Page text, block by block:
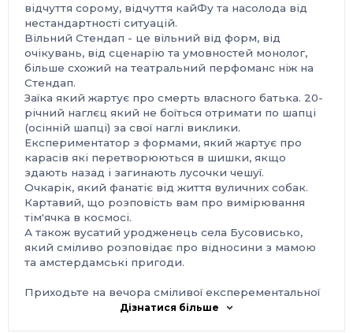
відчуття сорому, відчуття кайФу та насолода від
нестандартності ситуацій.
Вільний Стендап - це вільний від форм, від
очікувань, від сценарію та умовностей монолог,
більше схожий на театральний перфоманс ніж на
Стендап.
Заїка який жартує про смерть власного батька. 20-
річний наглєц який не боїться отримати по шапці
(осінній шапці) за свої наглі виклики.
Експериментатор з формами, який жартує про
карасів які перетворюються в шишки, якщо
здають назад і загинають лусочки чешуї.
Очкарік, який фанатіє від життя вуличних собак.
Картавий, що розповість вам про вимірювання
тім'ячка в космосі.
А також вусатий уродженець села Бусовисько,
який сміливо розповідає про відносини з мамою
та амстердамські пригоди.
Приходьте на вечора сміливої експерементальної
комедії в вашому місті!Дізнатися більше